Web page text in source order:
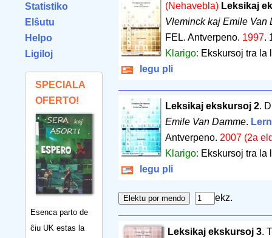
Statistiko
Elŝutu
Helpo
Ligiloj
SPECIALA
OFERTO!
Esenca parto de
ĉiu UK estas la
(Nehavebla) Leksikaj
Vleminck kaj Emile Van
FEL. Antverpeno. 1997.
Klarigo: Ekskursoj tra la
legu pli
Leksikaj ekskursoj 2.
Emile Van Damme.
Antverpeno. 2007 (2a
Klarigo: Ekskursoj tra la
legu pli
ekz.
Leksikaj ekskursoj 3.